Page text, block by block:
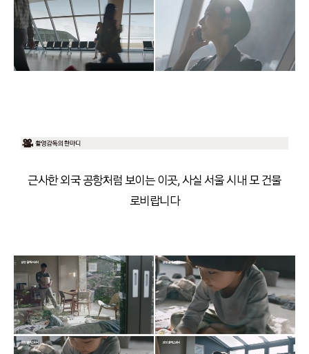
근사한 외국 공항처럼 보이는 이곳, 사실 서울 시내 모 건물
로비랍니다